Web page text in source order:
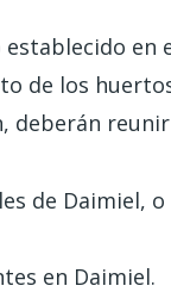
establecido en
de los
deberán
de Daimiel,
en Daimiel.